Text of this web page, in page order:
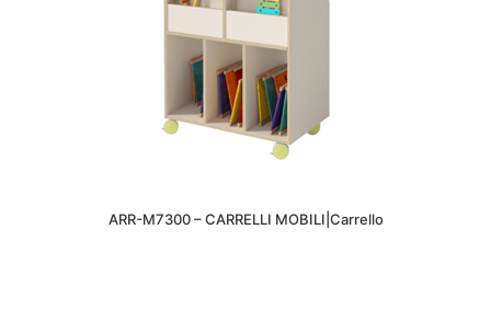
ARR-M7300 – CARRELLI MOBILI|Carrello